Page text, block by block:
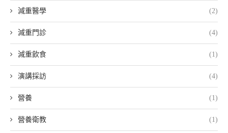
減重醫學 (2)
減重門診 (4)
減重飲食 (1)
演講採訪 (4)
營養 (1)
營養衛教 (1)